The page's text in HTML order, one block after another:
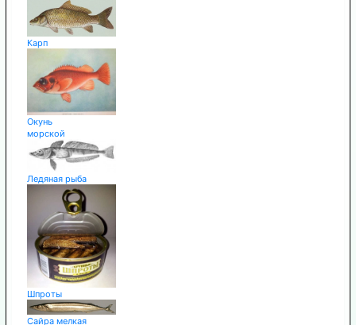
Карп
Окунь
морской
Ледяная рыба
Шпроты
Сайра мелкая